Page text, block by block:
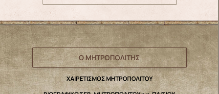
Ο ΜΗΤΡΟΠΟΛΙΤΗΣ
ΧΑΙΡΕΤΙΣΜΟΣ ΜΗΤΡΟΠΟΛΙΤΟΥ